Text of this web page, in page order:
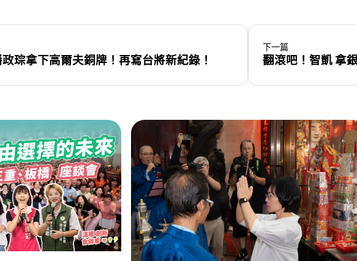
琮拿下高爾夫銅牌！再寫台將新紀錄！
下一篇
翻滾吧！智凱 拿